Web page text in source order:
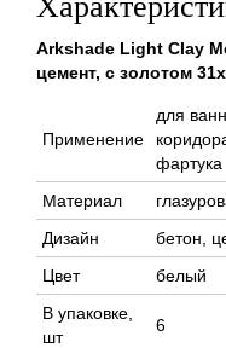
Arkshade Light Clay
цемент, с золотом
Применение
для
фартука
Материал
Дизайн
бетон,
Цвет
белый
В упаковке,
шт
6